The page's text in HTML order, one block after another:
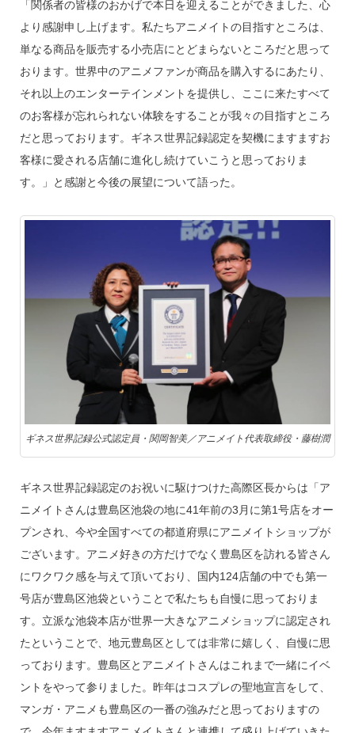
「関係者の皆様のおかげで本日を迎えることができました、心
より感謝申し上げます。私たちアニメイトの目指すところは、
単なる商品を販売する小売店にとどまらないところだと思って
おります。世界中のアニメファンが商品を購入するにあたり、
それ以上のエンターテインメントを提供し、ここに来たすべて
のお客様が忘れられない体験をすることが我々の目指すところ
だと思っております。ギネス世界記録認定を契機にますますお
客様に愛される店舗に進化し続けていこうと思っておりま
す。」と感謝と今後の展望について語った。
ギネス世界記録公式認定員・関岡智美／アニメイト代表取締役・藤樹潤
ギネス世界記録認定のお祝いに駆けつけた高際区長からは「ア
ニメイトさんは豊島区池袋の地に41年前の3月に第1号店をオー
プンされ、今や全国すべての都道府県にアニメイトショップが
ございます。アニメ好きの方だけでなく豊島区を訪れる皆さん
にワクワク感を与えて頂いており、国内124店舗の中でも第一
号店が豊島区池袋ということで私たちも自慢に思っておりま
す。立派な池袋本店が世界一大きなアニメショップに認定され
たということで、地元豊島区としては非常に嬉しく、自慢に思
っております。豊島区とアニメイトさんはこれまで一緒にイベ
ントをやって参りました。昨年はコスプレの聖地宣言をして、
マンガ・アニメも豊島区の一番の強みだと思っておりますの